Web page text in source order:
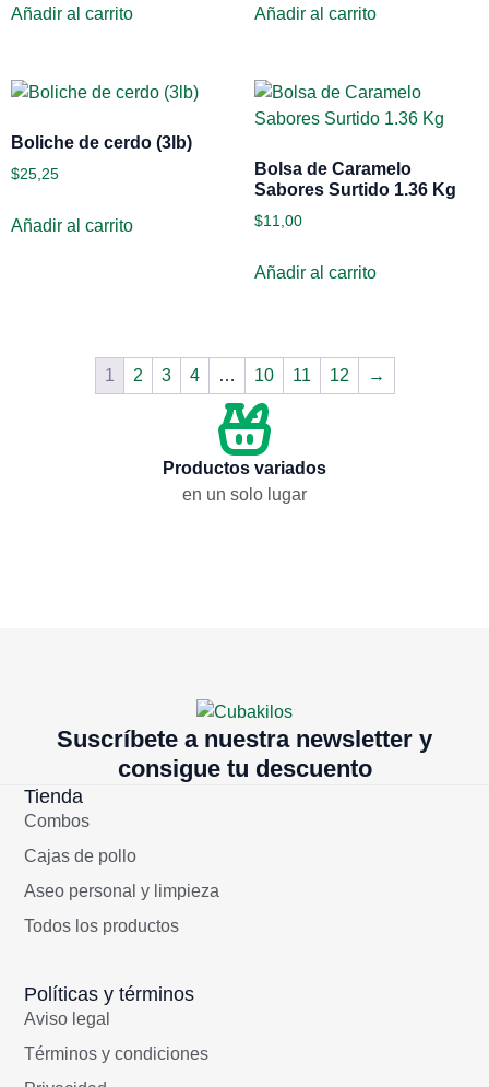
Añadir al carrito Añadir al carrito
Boliche de cerdo (3lb)
$25,25
Añadir al carrito
Bolsa de Caramelo
Sabores Surtido 1.36 Kg
$11,00
Añadir al carrito
1 2 3 4 … 10 11 12 →
Productos variados
en un solo lugar
Suscríbete a nuestra newsletter y
consigue tu descuento
Tienda
Combos
Cajas de pollo
Aseo personal y limpieza
Todos los productos
Políticas y términos
Aviso legal
Términos y condiciones